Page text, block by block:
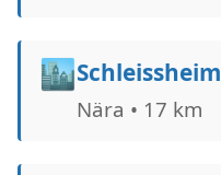
🏙️Schleissheim
Nära • 17 km